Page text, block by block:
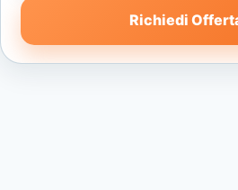
Richiedi